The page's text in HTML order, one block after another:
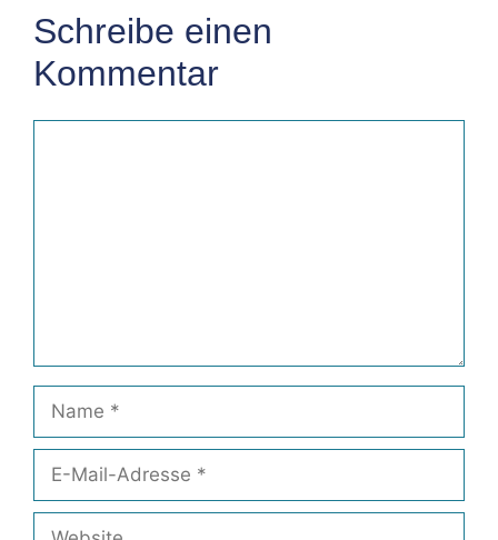
Schreibe einen
Kommentar
Mail-
Adresse